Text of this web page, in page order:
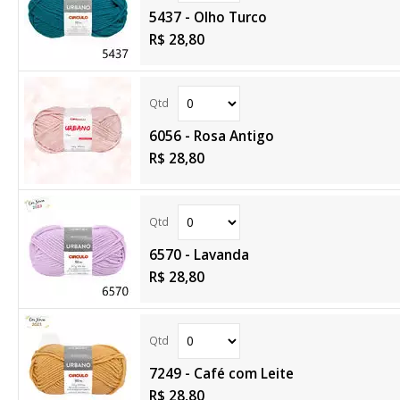
5437 - Olho Turco
R$ 28,80
6056 - Rosa Antigo
R$ 28,80
6570 - Lavanda
R$ 28,80
7249 - Café com Leite
R$ 28,80